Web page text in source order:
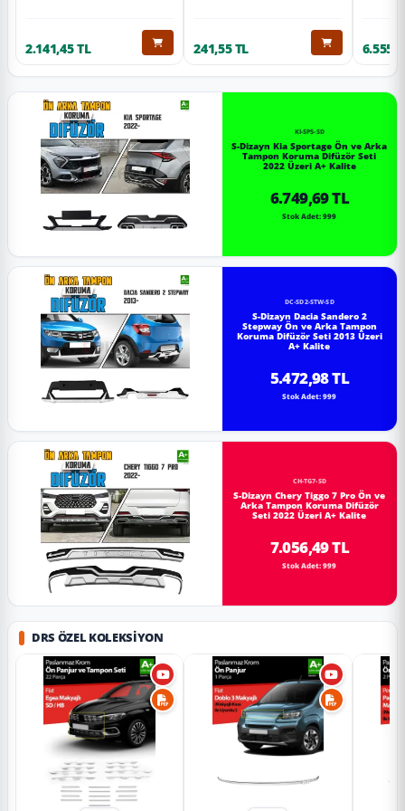
2.141,45 TL 241,55 TL
KI-SP5-SD
S-Dizayn Kia Sportage Ön ve Arka
Tampon Koruma Difüzör Seti
2022 Üzeri A+ Kalite
6.749,69 TL
Stok Adet: 999
DC-SD2-STW-SD
S-Dizayn Dacia Sandero 2
Stepway Ön ve Arka Tampon
Koruma Difüzör Seti 2013 Üzeri
A+ Kalite
5.472,98 TL
Stok Adet: 999
CH-TG7-SD
S-Dizayn Chery Tiggo 7 Pro Ön ve
Arka Tampon Koruma Difüzör
Seti 2022 Üzeri A+ Kalite
7.056,49 TL
Stok Adet: 999
DRS ÖZEL KOLEKSIYON